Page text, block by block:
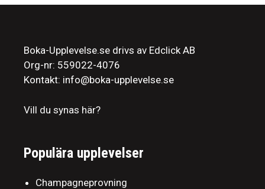
Boka-Upplevelse.se drivs av Edclick AB
Org-nr: 559022-4076
Kontakt: info@boka-upplevelse.se
Vill du synas här?
Populära upplevelser
Champagneprovning